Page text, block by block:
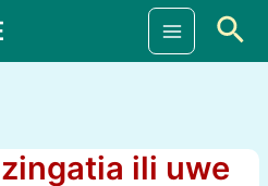
Main
ili uwe